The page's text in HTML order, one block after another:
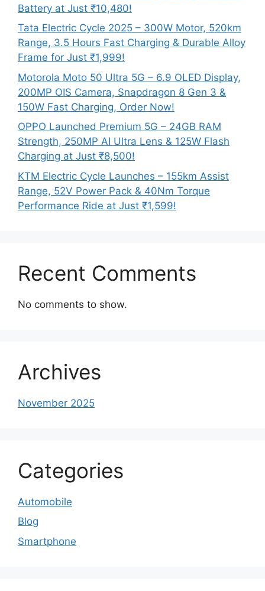
Battery at Just ₹10,480!
Tata Electric Cycle 2025 – 300W Motor, 520km
Range, 3.5 Hours Fast Charging & Durable Alloy
Frame for Just ₹1,999!
Motorola Moto 50 Ultra 5G – 6.9 OLED Display,
200MP OIS Camera, Snapdragon 8 Gen 3 &
150W Fast Charging, Order Now!
OPPO Launched Premium 5G – 24GB RAM
Strength, 250MP AI Ultra Lens & 125W Flash
Charging at Just ₹8,500!
KTM Electric Cycle Launches – 155km Assist
Range, 52V Power Pack & 40Nm Torque
Performance Ride at Just ₹1,599!
Recent Comments
No comments to show.
Archives
November 2025
Categories
Automobile
Blog
Smartphone